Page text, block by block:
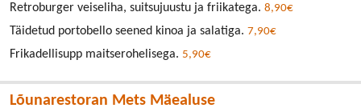
Retroburger veiseliha, suitsujuustu ja friikatega. 8,90€
Täidetud portobello seened kinoa ja salatiga. 7,90€
Frikadellisupp maitserohelisega. 5,90€
Lõunarestoran Mets Mäealuse